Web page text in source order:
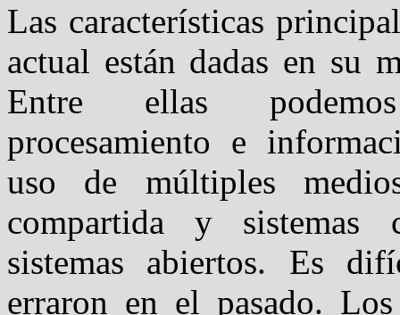
Las características
actual están dadas en su
Entre ellas
procesamiento e
uso de múltiples
compartida y sistemas
sistemas abiertos. Es
erraron en el pasado.